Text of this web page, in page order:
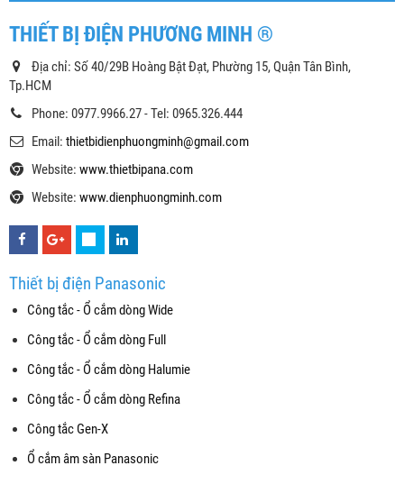
THIẾT BỊ ĐIỆN PHƯƠNG MINH ®
Địa chỉ: Số 40/29B Hoàng Bật Đạt, Phường 15, Quận Tân Bình,
Tp.HCM
Phone: 0977.9966.27 - Tel: 0965.326.444
Email: thietbidienphuongminh@gmail.com
Website: www.thietbipana.com
Website: www.dienphuongminh.com
Thiết bị điện Panasonic
Công tắc - Ổ cắm dòng Wide
Công tắc - Ổ cắm dòng Full
Công tắc - Ổ cắm dòng Halumie
Công tắc - Ổ cắm dòng Refina
Công tắc Gen-X
Ổ cắm âm sàn Panasonic